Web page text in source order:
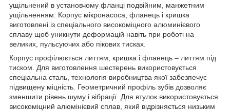
ущільнений в установчому фланці подвійним, манжетним
ущільненням. Корпус мікронасоса, фланець і кришка
виготовлені із спеціального високоміцного алюминієвого
сплаву щоб уникнути деформацій навіть при роботі на
великих, пульсуючих або пікових тисках.
Корпус профілюється литтям, кришка і фланець – литтям під
тиском. Для виготовлення шестерень використовується
спеціальна сталь, технологія виробництва якої забезпечує
підвищену міцність. Геометричний профіль зубів дозволяє
зменшити рівень шуму і вібрації. Для втулок використовується
високоміцний алюмінієвий сплав, який відрізняється низьким